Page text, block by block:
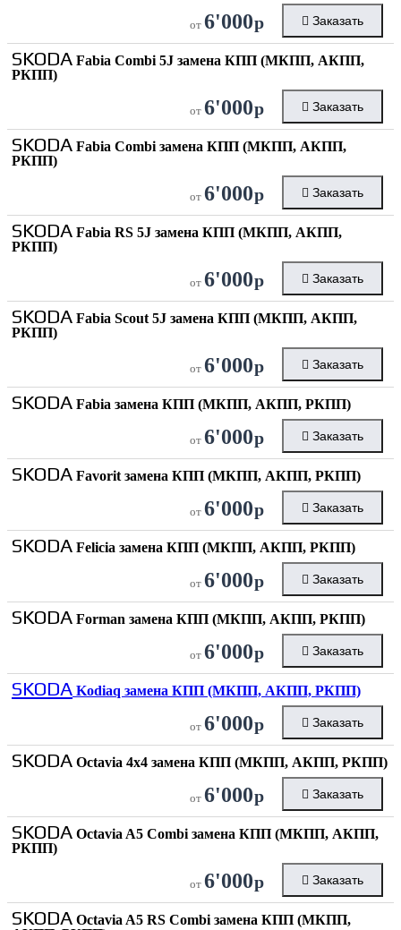
от 6'000р Заказать
SKODA Fabia Combi 5J замена КПП (МКПП, АКПП,
РКПП)
от 6'000р Заказать
SKODA Fabia Combi замена КПП (МКПП, АКПП,
РКПП)
от 6'000р Заказать
SKODA Fabia RS 5J замена КПП (МКПП, АКПП,
РКПП)
от 6'000р Заказать
SKODA Fabia Scout 5J замена КПП (МКПП, АКПП,
РКПП)
от 6'000р Заказать
SKODA Fabia замена КПП (МКПП, АКПП, РКПП)
от 6'000р Заказать
SKODA Favorit замена КПП (МКПП, АКПП, РКПП)
от 6'000р Заказать
SKODA Felicia замена КПП (МКПП, АКПП, РКПП)
от 6'000р Заказать
SKODA Forman замена КПП (МКПП, АКПП, РКПП)
от 6'000р Заказать
SKODA Kodiaq замена КПП (МКПП, АКПП, РКПП)
от 6'000р Заказать
SKODA Octavia 4x4 замена КПП (МКПП, АКПП, РКПП)
от 6'000р Заказать
SKODA Octavia A5 Combi замена КПП (МКПП, АКПП,
РКПП)
от 6'000р Заказать
SKODA Octavia A5 RS Combi замена КПП (МКПП,